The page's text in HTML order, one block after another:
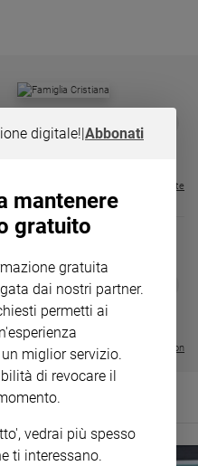
€ 83,00 20%
Visualizza tutte le riviste
G 2026-27
- € 8,90
1 - 2
Visualizza tutte le collection
digitale!|Abbonati
mantenere
gratuito
gratuita
dai nostri partner.
permetti ai
miglior servizio.
di revocare il
vedrai più spesso
ti interessano.